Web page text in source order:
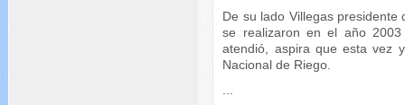
De su lado Villegas
se realizaron en el año
atendió, aspira que esta vez
Nacional de Riego.